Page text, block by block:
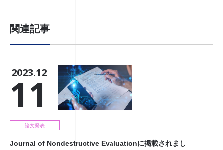
関連記事
2023.12
11
論文発表
Journal of Nondestructive Evaluationに掲載されまし